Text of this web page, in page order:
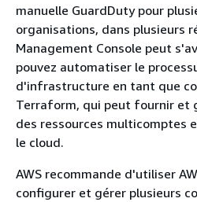
manuelle GuardDuty pour
organisations, dans plusieurs
Management Console peut
pouvez automatiser le
d'infrastructure en tant que
Terraform, qui peut fournir et
des ressources multicomptes
le cloud.
AWS recommande d'utiliser
configurer et gérer plusieurs